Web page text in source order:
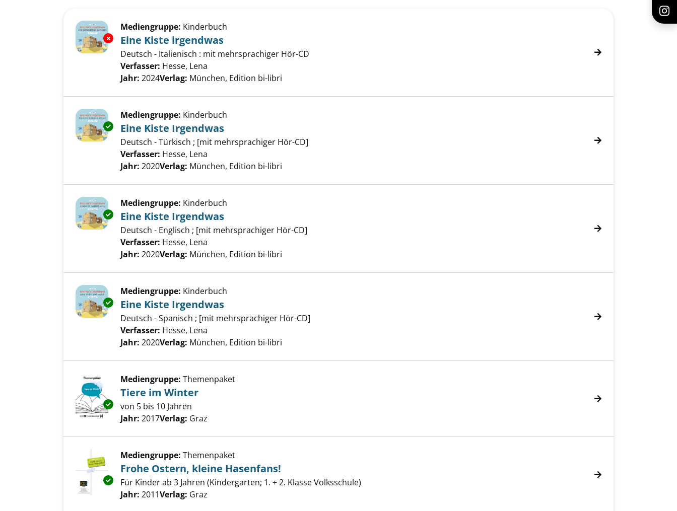
Exemplar-Details von Eine Kiste irgendwas anzeigen
Mediengruppe: Kinderbuch
Eine Kiste irgendwas
Deutsch - Italienisch : mit mehrsprachiger Hör-CD
Verfasser: Hesse, Lena
Jahr: 2024Verlag: München, Edition bi-libri
Exemplar-Details von Eine Kiste Irgendwas anzeigen
Mediengruppe: Kinderbuch
Eine Kiste Irgendwas
Deutsch - Türkisch ; [mit mehrsprachiger Hör-CD]
Verfasser: Hesse, Lena
Jahr: 2020Verlag: München, Edition bi-libri
Exemplar-Details von Eine Kiste Irgendwas anzeigen
Mediengruppe: Kinderbuch
Eine Kiste Irgendwas
Deutsch - Englisch ; [mit mehrsprachiger Hör-CD]
Verfasser: Hesse, Lena
Jahr: 2020Verlag: München, Edition bi-libri
Exemplar-Details von Eine Kiste Irgendwas anzeigen
Mediengruppe: Kinderbuch
Eine Kiste Irgendwas
Deutsch - Spanisch ; [mit mehrsprachiger Hör-CD]
Verfasser: Hesse, Lena
Jahr: 2020Verlag: München, Edition bi-libri
Exemplar-Details von Tiere im Winter anzeigen
Mediengruppe: Themenpaket
Tiere im Winter
von 5 bis 10 Jahren
Suche nach diesem Verfasser
Jahr: 2017Verlag: Graz
Exemplar-Details von Frohe Ostern, kleine Hasenfans! anzeigen
Mediengruppe: Themenpaket
Frohe Ostern, kleine Hasenfans!
Für Kinder ab 3 Jahren (Kindergarten; 1. + 2. Klasse Volksschule)
Suche nach diesem Verfasser
Jahr: 2011Verlag: Graz